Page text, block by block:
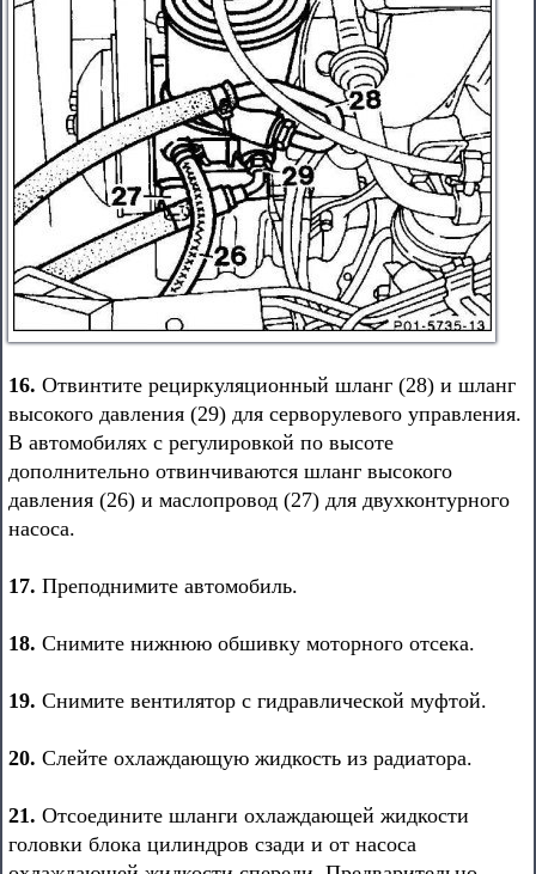
16. Отвинтите рециркуляционный шланг (28) и шланг
высокого давления (29) для серворулевого управления.
В автомобилях с регулировкой по высоте
дополнительно отвинчиваются шланг высокого
давления (26) и маслопровод (27) для двухконтурного
насоса.
17. Преподнимите автомобиль.
18. Снимите нижнюю обшивку моторного отсека.
19. Снимите вентилятор с гидравлической муфтой.
20. Слейте охлаждающую жидкость из радиатора.
21. Отсоедините шланги охлаждающей жидкости
головки блока цилиндров сзади и от насоса